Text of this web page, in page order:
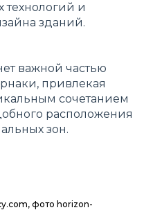
и
зданий.
важной частью
привлекая
сочетанием
расположения
зон.
фото horizon-